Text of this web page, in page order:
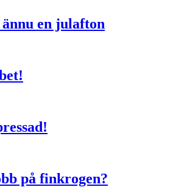
en julafton
på finkrogen?